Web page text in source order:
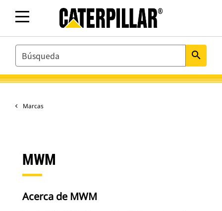
SEARCH search
Marcas
MWM
Acerca de MWM